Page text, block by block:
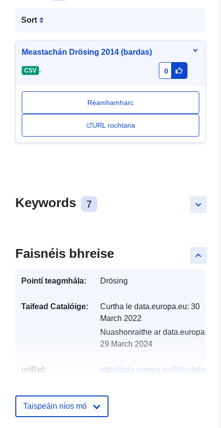
Sort
Meastachán Drösing 2014 (bardas)
CSV - 0
Réamhamharc
URL rochtana
keyboard_arrow_down
Keywords 7
keyboard_arrow_up
Faisnéis bhreise
Pointí teagmhála: Drösing
Taifead Catalóige: Curtha le data.europa.eu: 30
March 2022
Nuashonraithe ar data.europa.eu:
29 March 2024
uriRef:
http://data.europa.eu/88u/dataset/
Taispeáin níos mó